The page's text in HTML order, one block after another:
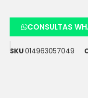
CONSULTAS
SKU014963057049